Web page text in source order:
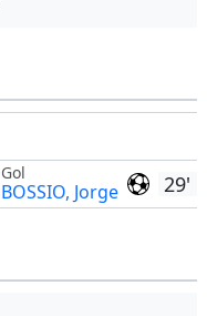
29'
Gol
BOSSIO, Jorge